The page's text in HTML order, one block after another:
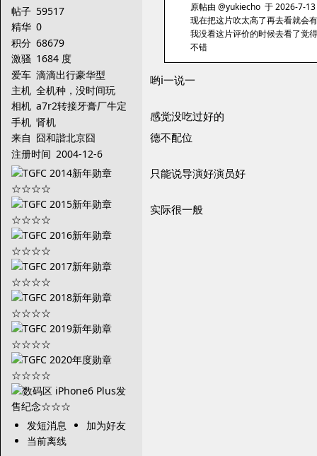
帖子 59517
精华 0
积分 68679
激骚 1684 度
爱车 滴滴出行豪华型
主机 全机种，没时间玩
相机 a7r2转接牙膏厂牛定
手机 肾机
来自 囧和諧北京囧
注册时间 2004-12-6
发短消息
加为好友
当前离线
原帖由 @yukiecho 于 2026-7-
现在把这片吹太高了再去看就会
我没看这片评价的时候去看了觉
不错
哟i一说一
感觉没吃过好的
德不配位
只能说导演好演员好
实际很一般